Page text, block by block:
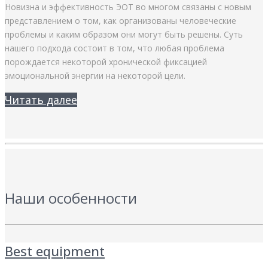
Новизна и эффективность ЭОТ во многом связаны с новым
представлением о том, как организованы человеческие
проблемы и каким образом они могут быть решены. Суть
нашего подхода состоит в том, что любая проблема
порождается некоторой хронической фиксацией
эмоциональной энергии на некоторой цели.
Читать далее
Наши особенности
Best equipment